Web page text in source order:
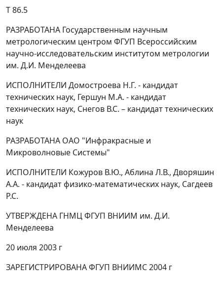
Т 86.5
РАЗРАБОТАНА Государственным научным
метрологическим центром ФГУП Всероссийским
научно-исследовательским институтом метрологии
им. Д.И. Менделеева
ИСПОЛНИТЕЛИ Домостроева Н.Г. - кандидат
технических наук, Гершун М.А. - кандидат
технических наук, Снегов В.С. – кандидат технических
наук
РАЗРАБОТАНА ОАО "Инфракрасные и
Микроволновые Системы"
ИСПОЛНИТЕЛИ Кожуров В.Ю., Аблина Л.В., Дворяшин
А.А. - кандидат физико-математических наук, Сагдеев
Р.С.
УТВЕРЖДЕНА ГНМЦ ФГУП ВНИИМ им. Д.И.
Менделеева
20 июля 2003 г
ЗАРЕГИСТРИРОВАНА ФГУП ВНИИМС 2004 г